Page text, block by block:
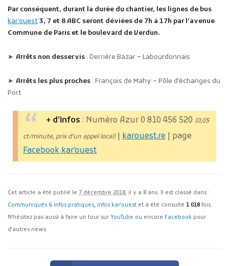
Par conséquent, durant la durée du chantier, les lignes de bus
kar’ouest3, 7 et 8 ABC seront déviées de 7h à 17h par l’avenue
Commune de Paris et le boulevard de Verdun.
► Arrêts non desservis : Derrière Bazar – Labourdonnais
► Arrêts les plus proches : François de Mahy – Pôle d’échanges du
Port
+ d’infos : Numéro Azur 0 810 456 520 (0,05
ct/minute, prix d’un appel local)| karouest.re | page
Facebook kar’ouest
Cet article a été publié le 7 décembre 2018, il y a 8 ans. Il est classé dans :
Communiqués & infos pratiques, Infos kar'ouest et a été consulté 1 018 fois.
N'hésitez pas aussi à faire un tour sur YouTube ou encore Facebook pour
d'autres news.